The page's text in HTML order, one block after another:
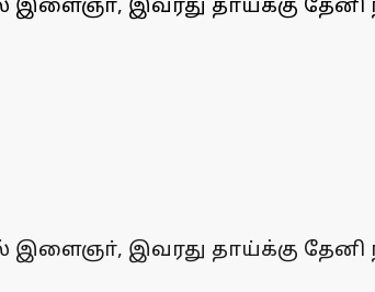
இளைஞா், இவரது தாய்க்கு